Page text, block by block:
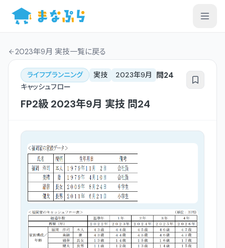
2023年9月 実技一覧に戻る
ライフプランニング 実技 2023年9月 問24
キャッシュフロー
FP2級 2023年9月 実技 問24